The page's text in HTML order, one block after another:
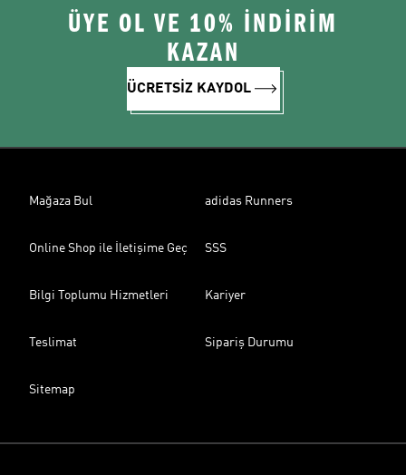
ÜYE OL VE 10% İNDİRİM
KAZAN
ÜCRETSİZ KAYDOL
Mağaza Bul adidas Runners
Online Shop ile İletişime Geç SSS
Bilgi Toplumu Hizmetleri Kariyer
Teslimat Sipariş Durumu
Sitemap